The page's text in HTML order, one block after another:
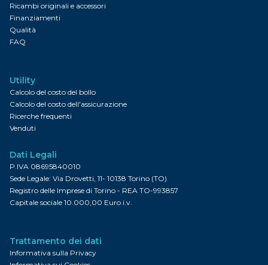
Ricambi originali e accessori
Finanziamenti
Qualità
FAQ
Utility
Calcolo del costo del bollo
Calcolo del costo dell'assicurazione
Ricerche frequenti
Venduti
Dati Legali
P.IVA 08695840010
Sede Legale: Via Drovetti, 11- 10138 Torino (TO)
Registro delle Imprese di Torino - REA TO-993857
Capitale sociale 10.000,00 Euro i.v.
Trattamento dei dati
Informativa sulla Privacy